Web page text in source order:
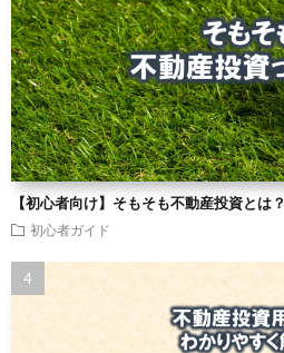
【初心者向け】そもそも不動産投資とは？
初心者ガイド